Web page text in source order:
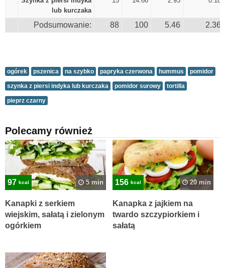
lub kurczaka
Podsumowanie: 88 100 5.46 2.36
ogórek pszenica na szybko papryka czerwona hummus pomidor
szynka z piersi indyka lub kurczaka pomidor surowy tortilla
pieprz czarny
Polecamy również
97 kcal 5 min
Kanapki z serkiem
wiejskim, sałatą i zielonym
ogórkiem
156 kcal 20 min
Kanapka z jajkiem na
twardo szczypiorkiem i
sałatą